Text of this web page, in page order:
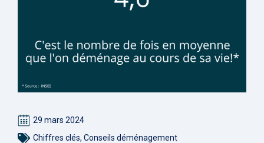
29 mars 2024
Chiffres clés, Conseils déménagement